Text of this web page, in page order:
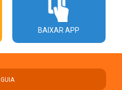
BAIXAR APP
GUIA